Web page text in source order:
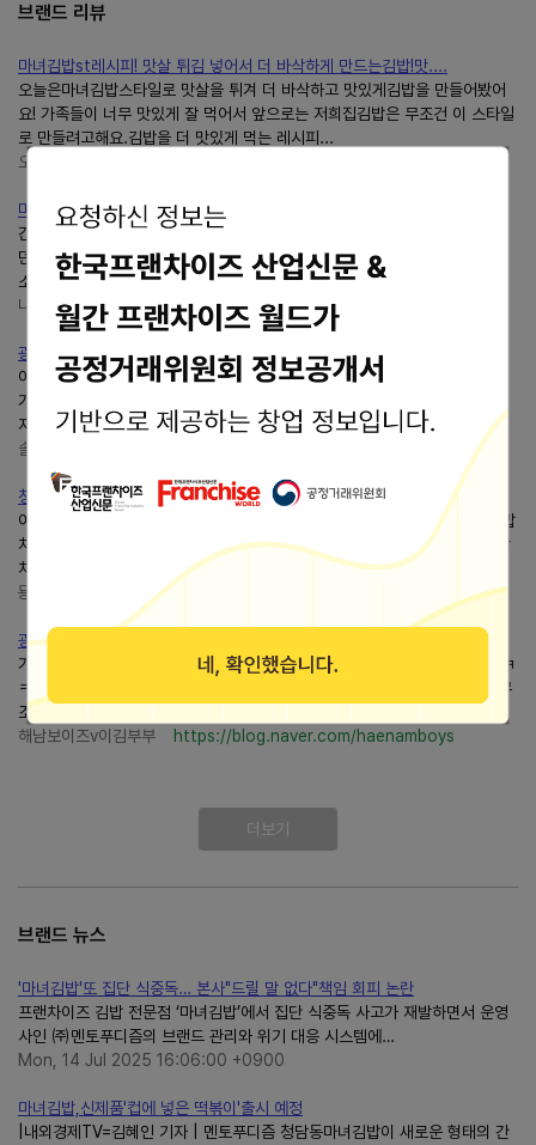
브랜드 리뷰
마녀김밥st레시피! 맛살 튀김 넣어서 더 바삭하게 만드는김밥!맛....
오늘은마녀김밥스타일로 맛살을 튀겨 더 바삭하고 맛있게김밥을 만들어봤어
요! 가족들이 너무 맛있게 잘 먹어서 앞으로는 저희집김밥은 무조건 이 스타일
로 만들려고해요.김밥을 더 맛있게 먹는 레시피...
오늘도 반짝 반짝 빛나
마녀김밥장산점 후기 ♀️
간단음식인 줄 알았는데 맛은 안간단ㅋㅋ 요즘 지나가는 길에 계속 눈에 띄
던'마녀김밥'!장산점 다녀왔어요. 이름처럼 마성의 매력이 있는김밥집이라는
소문이 자자해서 궁금했는데, 직접 먹어보니 왜...
나의 인생기
https://blog.naver.com/iccolove
광화문마녀김밥,브레이크 타임 없어 늦은 점심 먹기 좋았던 곳
아이들은 갑자기 배고프다고 난리 그래서 브레이트 타임이 없는 식당을 찾다
가 광화문역 근처에 있는 청담동마녀김밥광화문점 을 방문하게 되었습니다.
지나갈 때마다 위치가 참 좋다고 생각했던...
솔솔로드의 반짝이는 하루
청담동마녀김밥묵참김밥후기 |마녀김밥메뉴 추천 | 혼밥 맛집
여러김밥프랜차이즈들 중에서도 청담동마녀김밥은 고퀄리티 인정입니다.김밥
치고 저렴한 가격은 아니지만, 다양한 종류의김밥들이 있고,김밥속도 정말 꽉
차고 튼실해서 한 끼로도 든든했어요!...
묭글이의 퇴근후 사생활
광주김밥맛집 메뉴가 다양한마녀김밥포장함
가격대는 조금 있지만 메뉴가 다양한 광주김밥맛집 의외로 쫄면 맛집입니다ㅋ
ㅋ마녀김밥김밥/쫄면 포장한 광주김밥포장 내돈내산 광주김밥맛집 쫄면은 무
조건 먹어야 하는마녀김밥안녕하세요!...
해남보이즈v이김부부
https://blog.naver.com/haenamboys
더보기
브랜드 뉴스
'마녀김밥'또 집단 식중독… 본사"드릴 말 없다"책임 회피 논란
프랜차이즈 김밥 전문점 ‘마녀김밥’에서 집단 식중독 사고가 재발하면서 운영
사인 ㈜멘토푸디즘의 브랜드 관리와 위기 대응 시스템에…
Mon, 14 Jul 2025 16:06:00 +0900
마녀김밥,신제품'컵에 넣은 떡볶이'출시 예정
|내외경제TV=김혜인 기자 | 멘토푸디즘 청담동마녀김밥이 새로운 형태의 간